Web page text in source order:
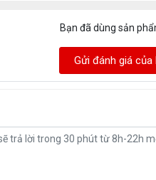
Bạn đã dùng sản
Gửi đánh giá của